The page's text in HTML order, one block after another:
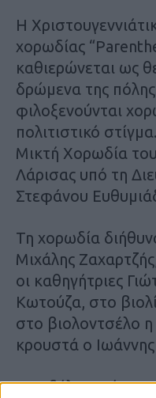
Η
χορωδίας
καθιερώνεται ως
δρώμενα της
φιλοξενούνται
πολιτιστικό
Μικτή Χορωδία
Λάρισας υπό τη
Στεφάνου
Τη χορωδία
Μιχάλης
οι καθηγήτριες
Κωτούζα, στο
στο βιολοντσέλο
κρουστά ο
Η εκδήλωση ήταν